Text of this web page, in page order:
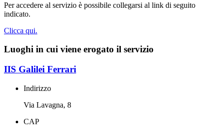
Per accedere al servizio è possibile collegarsi al link di seguito
indicato.
Clicca qui.
Luoghi in cui viene erogato il servizio
IIS Galilei Ferrari
Indirizzo
Via Lavagna, 8
CAP